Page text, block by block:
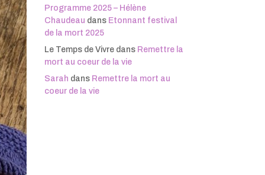
Programme 2025 – Hélène
Chaudeau dans Etonnant festival
de la mort 2025
Le Temps de Vivredans Remettre la
mort au coeur de la vie
Sarah dans Remettre la mort au
coeur de la vie